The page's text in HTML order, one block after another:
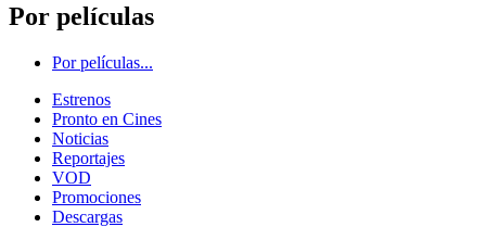
Por películas
Por películas...
Estrenos
Pronto en Cines
Noticias
Reportajes
VOD
Promociones
Descargas